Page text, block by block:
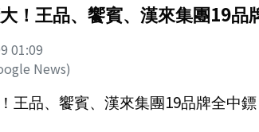
！王品、饗賓、漢來集團19品
01:09
News)
王品、饗賓、漢來集團19品牌全中